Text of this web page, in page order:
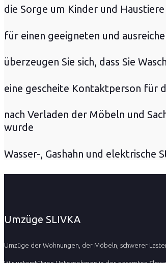
die Sorge um Kinder und
für einen geeigneten und
überzeugen Sie sich, dass Sie
eine gescheite Kontaktperson für
nach Verladen der Möbeln und
wurde
Wasser-, Gashahn und elektrische
Umzüge SLIVKA
Umzüge der Wohnungen, der Möbeln, schwerer